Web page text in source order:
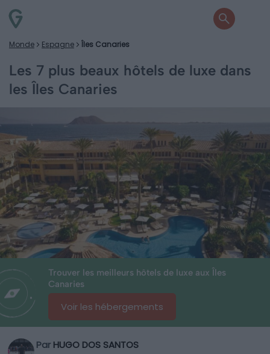
Monde Espagne Îles Canaries
Les 7 plus beaux hôtels de luxe dans
les Îles Canaries
Trouver les meilleurs hôtels de luxe aux Îles
Canaries
Voir les hébergements
Par HUGO DOS SANTOS